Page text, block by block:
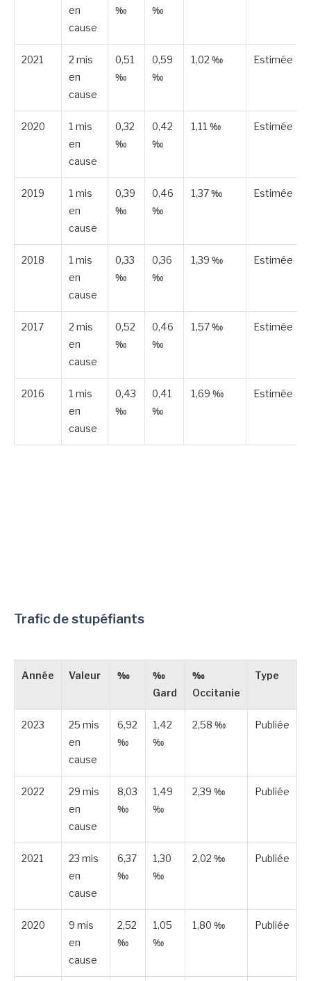
en
cause
‰
‰
2021
2 mis
en
cause
0,51
‰
0,59
‰
1,02 ‰ Estimée
2020
1 mis
en
cause
0,32
‰
0,42
‰
1,11 ‰ Estimée
2019
1 mis
en
cause
0,39
‰
0,46
‰
1,37 ‰ Estimée
2018
1 mis
en
cause
0,33
‰
0,36
‰
1,39 ‰ Estimée
2017
2 mis
en
cause
0,52
‰
0,46
‰
1,57 ‰ Estimée
2016
1 mis
en
cause
0,43
‰
0,41
‰
1,69 ‰ Estimée
Trafic de stupéfiants
Année Valeur ‰
‰
Gard
‰
Occitanie
Type
2023
25 mis
en
cause
6,92
‰
1,42
‰
2,58 ‰ Publiée
2022
29 mis
en
cause
8,03
‰
1,49
‰
2,39 ‰ Publiée
2021
23 mis
en
cause
6,37
‰
1,30
‰
2,02 ‰ Publiée
2020
9 mis
en
cause
2,52
‰
1,05
‰
1,80 ‰ Publiée